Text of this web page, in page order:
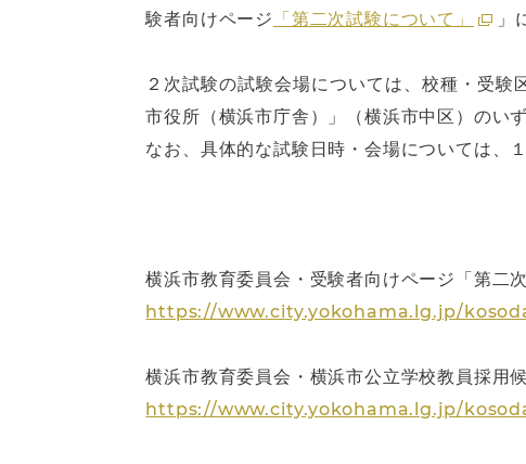
験者向けページ 「第二次試験について」 」
２次試験の試験会場については、校種・受
市役所（横浜市庁舎）」（横浜市中区）のい
なお、具体的な試験日時・会場については、
横浜市教育委員会・受験者向けページ「第二
https://www.city.yokohama.lg.jp/
横浜市教育委員会・横浜市公立学校教員採用
https://www.city.yokohama.lg.jp/